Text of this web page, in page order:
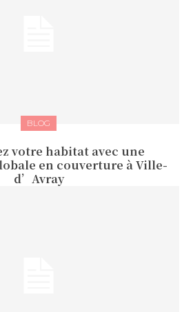
BLOG
votre habitat avec une
en couverture à Ville-
d’Avray